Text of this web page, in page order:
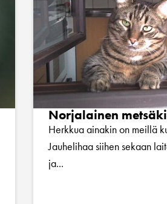
Norjalainen
Herkkua ainakin on meillä
Jauhelihaa siihen sekaan
ja...